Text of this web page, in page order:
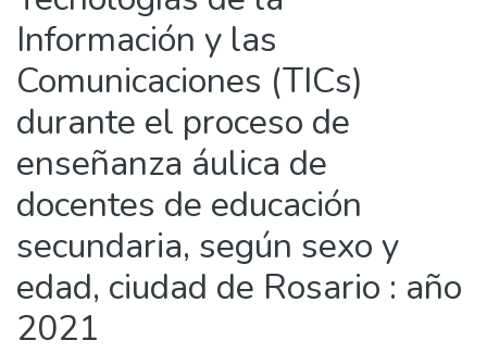
Información y las
Comunicaciones (TICs)
durante el proceso de
enseñanza áulica de
docentes de educación
secundaria, según sexo y
edad, ciudad de Rosario : año
2021